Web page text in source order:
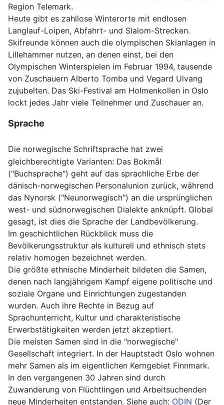
Region Telemark.
Heute gibt es zahllose Winterorte mit endlosen
Langlauf-Loipen, Abfahrt- und Slalom-Strecken.
Skifreunde können auch die olympischen Skianlagen in
Lillehammer nutzen, an denen einst, bei den
Olympischen Winterspielen im Februar 1994, tausende
von Zuschauern Alberto Tomba und Vegard Ulvang
zujubelten. Das Ski-Festival am Holmenkollen in Oslo
lockt jedes Jahr viele Teilnehmer und Zuschauer an.
Sprache
Die norwegische Schriftsprache hat zwei
gleichberechtigte Varianten: Das Bokmål
("Buchsprache") geht auf das sprachliche Erbe der
dänisch-norwegischen Personalunion zurück, während
das Nynorsk ("Neunorwegisch") an die ursprünglichen
west- und südnorwegischen Dialekte anknüpft. Global
gesagt, ist dies die Sprache der Landbevölkerung.
Im geschichtlichen Rückblick muss die
Bevölkerungsstruktur als kulturell und ethnisch stets
relativ homogen bezeichnet werden.
Die größte ethnische Minderheit bildeten die Samen,
denen nach langjährigem Kampf eigene politische und
soziale Organe und Einrichtungen zugestanden
wurden. Auch ihre Rechte in Bezug auf
Sprachunterricht, Kultur und charakteristische
Erwerbstätigkeiten werden jetzt akzeptiert.
Die meisten Samen sind in die "norwegische"
Gesellschaft integriert. In der Hauptstadt Oslo wohnen
mehr Samen als im eigentlichen Kerngebiet Finnmark.
In den vergangenen 30 Jahren sind durch
Zuwanderung von Flüchtlingen und Arbeitsuchenden
neue Minderheiten entstanden. Siehe auch: ODIN (Der